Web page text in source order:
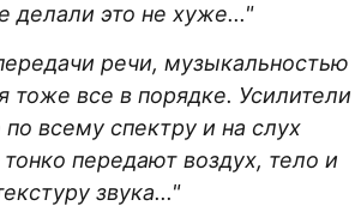
делали это не хуже..."
речи, музыкальностью
тоже все в порядке. Усилители
всему спектру и на слух
передают воздух, тело и
звука..."